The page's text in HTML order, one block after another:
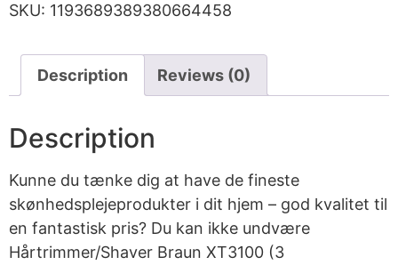
SKU: 1193689389380664458
Description Reviews (0)
Description
Kunne du tænke dig at have de fineste
skønhedsplejeprodukter i dit hjem – god kvalitet til
en fantastisk pris? Du kan ikke undvære
Hårtrimmer/Shaver Braun XT3100 (3